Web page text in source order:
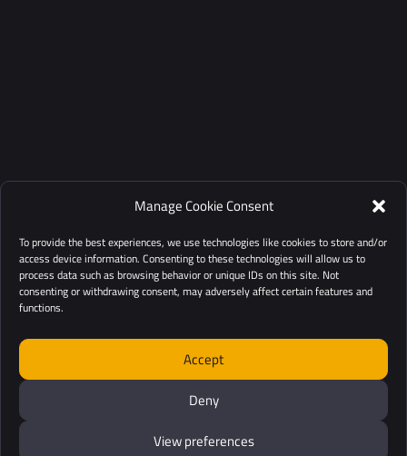
Manage Cookie Consent
To provide the best experiences, we use technologies like cookies to store and/or
access device information. Consenting to these technologies will allow us to
process data such as browsing behavior or unique IDs on this site. Not
consenting or withdrawing consent, may adversely affect certain features and
functions.
Accept
Deny
View preferences